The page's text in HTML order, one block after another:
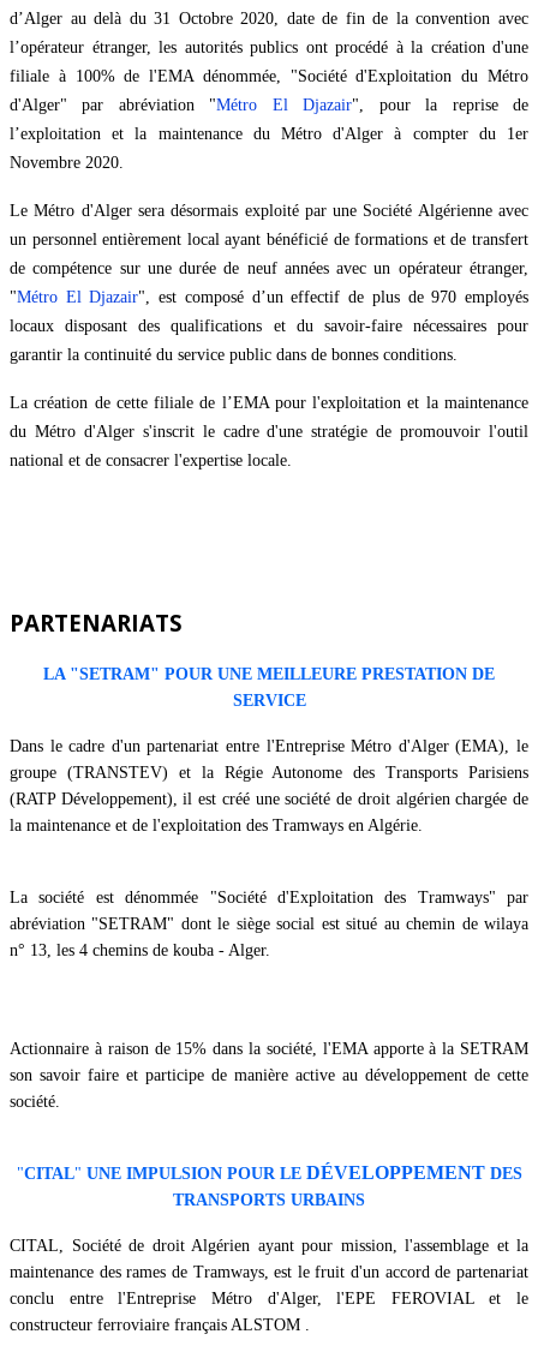
d’Alger au delà du 31 Octobre 2020, date de fin de la convention avec
l’opérateur étranger, les autorités publics ont procédé à la création d'une
filiale à 100% de l'EMA dénommée, "Société d'Exploitation du Métro
d'Alger" par abréviation "Métro El Djazair", pour la reprise de
l’exploitation et la maintenance du Métro d'Alger à compter du 1er
Novembre 2020.
Le Métro d'Alger sera désormais exploité par une Société Algérienne avec
un personnel entièrement local ayant bénéficié de formations et de transfert
de compétence sur une durée de neuf années avec un opérateur étranger,
"Métro El Djazair", est composé d’un effectif de plus de 970 employés
locaux disposant des qualifications et du savoir-faire nécessaires pour
garantir la continuité du service public dans de bonnes conditions.
La création de cette filiale de l’EMA pour l'exploitation et la maintenance
du Métro d'Alger s'inscrit le cadre d'une stratégie de promouvoir l'outil
national et de consacrer l'expertise locale.
PARTENARIATS
LA "SETRAM" POUR UNE MEILLEURE PRESTATION DE
SERVICE
Dans le cadre d'un partenariat entre l'Entreprise Métro d'Alger (EMA),le
groupe (TRANSTEV) et la Régie Autonome des Transports Parisiens
(RATP Développement), il est créé une société de droit algérien chargée de
la maintenance et de l'exploitation des Tramways en Algérie.
La société estdénommée "Société d'Exploitation des Tramways" par
abréviation "SETRAM" dont le siège social est situé au chemin de wilaya
n° 13, les 4 chemins de kouba - Alger.
Actionnaire à raison de 15% dans la société, l'EMA apporte à la SETRAM
son savoir faire et participe de manière active au développement de cette
société.
"CITAL" UNE IMPULSION POUR LE DÉVELOPPEMENTDES
TRANSPORTS URBAINS
CITAL, Société de droit Algérien ayant pour mission, l'assemblage et la
maintenance des rames de Tramways, est le fruit d'un accord de partenariat
conclu entre l'Entreprise Métro d'Alger, l'EPE FEROVIAL et le
constructeur ferroviaire français ALSTOM .